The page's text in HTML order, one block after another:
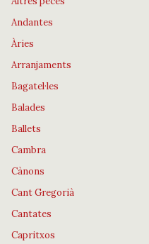
Andantes
Àries
Arranjaments
Bagatel·les
Balades
Ballets
Cambra
Cànons
Cant Gregorià
Cantates
Capritxos